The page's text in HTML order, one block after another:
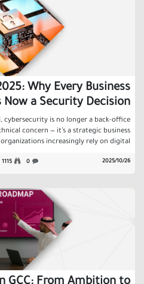
Why Every Business
Now a Security Decision”
cybersecurity is no longer a back-office
concern — it’s a strategic business
increasingly rely on digital ...
26‏/10‏/2025
0
1115